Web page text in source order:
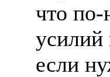
что по-
усилий
если